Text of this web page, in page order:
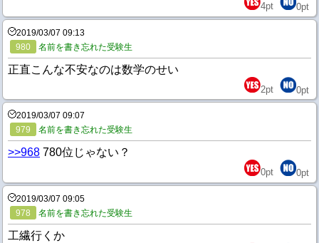
4pt 0pt
2019/03/07 09:13
980
名前を書き忘れた受験生
正直こんな不安なのは数学のせい
2pt 0pt
2019/03/07 09:07
979
名前を書き忘れた受験生
>>968 780位じゃない？
0pt 0pt
2019/03/07 09:05
978
名前を書き忘れた受験生
工繊行くか